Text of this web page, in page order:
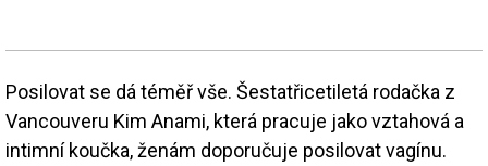
Posilovat se dá téměř vše. Šestatřicetiletá rodačka z
Vancouveru Kim Anami, která pracuje jako vztahová a
intimní koučka, ženám doporučuje posilovat vagínu.